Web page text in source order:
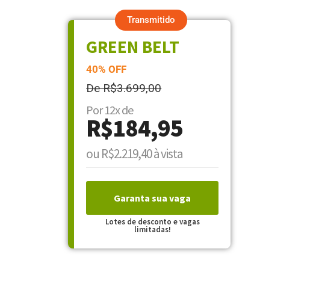
Transmitido
GREEN BELT
40% OFF
De R$3.699,00
Por 12x de
R$184,95
ou R$2.219,40 à vista
Garanta sua vaga
Lotes de desconto e vagas
limitadas!